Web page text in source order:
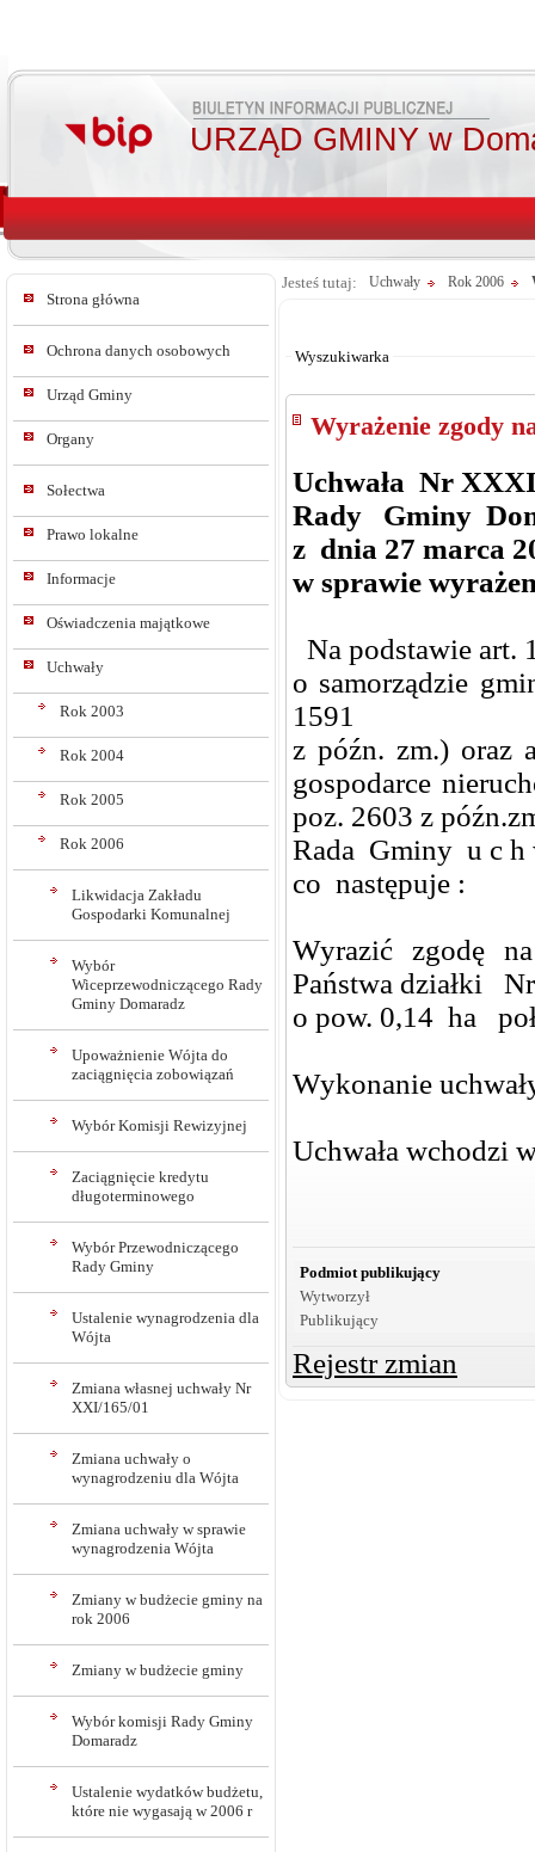
URZĄD GMINY w
Strona główna
Ochrona danych osobowych
Urząd Gminy
Organy
Sołectwa
Prawo lokalne
Informacje
Oświadczenia majątkowe
Uchwały
Rok 2003
Rok 2004
Rok 2005
Rok 2006
Likwidacja Zakładu
Gospodarki Komunalnej
Wybór
Wiceprzewodniczącego Rady
Gminy Domaradz
Upoważnienie Wójta do
zaciągnięcia zobowiązań
Wybór Komisji Rewizyjnej
Zaciągnięcie kredytu
długoterminowego
Wybór Przewodniczącego
Rady Gminy
Ustalenie wynagrodzenia dla
Wójta
Zmiana własnej uchwały Nr
XXI/165/01
Zmiana uchwały o
wynagrodzeniu dla Wójta
Zmiana uchwały w sprawie
wynagrodzenia Wójta
Zmiany w budżecie gminy na
rok 2006
Zmiany w budżecie gminy
Wybór komisji Rady Gminy
Domaradz
Ustalenie wydatków budżetu,
które nie wygasają w 2006 r
Jesteś tutaj: Uchwały Rok 2006
Wyszukiwarka
Wyrażenie zgody
Uchwała Nr
Rady Gminy
z dnia 27 marca
w sprawie
Na podstawie art.
o samorządzie
1591
z późn. zm.)
gospodarce
poz. 2603 z
Rada Gminy u c h
co następuje :
Wyrazić zgodę
Państwa działki
o pow. 0,14 ha
Wykonanie
Uchwała wchodzi
Podmiot publikujący
Wytworzył
Publikujący
Rejestr zmian